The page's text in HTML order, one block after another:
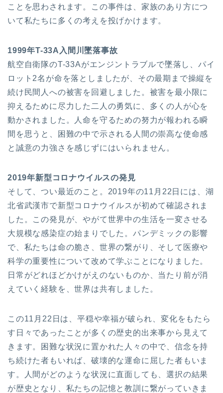
ことを思わされます。この事件は、家族のあり方につ
いて私たちに多くの考えを投げかけます。
1999年T-33A入間川墜落事故
航空自衛隊のT-33Aがエンジントラブルで墜落し、パイ
ロット2名が命を落としましたが、その最期まで操縦を
続け民間人への被害を回避しました。被害を最小限に
抑えるために尽力した二人の勇気に、多くの人が心を
動かされました。人命を守るための努力が報われる瞬
間を思うと、困難の中で示される人間の崇高な使命感
と誠意の力強さを感じずにはいられません。
2019年新型コロナウイルスの発見
そして、つい最近のこと。2019年の11月22日には、湖
北省武漢市で新型コロナウイルスが初めて確認されま
した。この発見が、やがて世界中の生活を一変させる
大規模な感染症の始まりでした。パンデミックの影響
で、私たちは命の脆さ、世界の繋がり、そして医療や
科学の重要性について改めて学ぶことになりました。
日常がどれほどかけがえのないものか、当たり前が消
えていく経験を、世界は共有しました。
この11月22日は、平穏や幸福が破られ、変化をもたら
す日々であったことが多くの歴史的出来事から見えて
きます。困難な状況に置かれた人々の中で、信念を持
ち続けた者もいれば、破壊的な運命に屈した者もいま
す。人間がどのような状況に直面しても、選択の結果
が歴史となり、私たちの記憶と教訓に繋がっていきま